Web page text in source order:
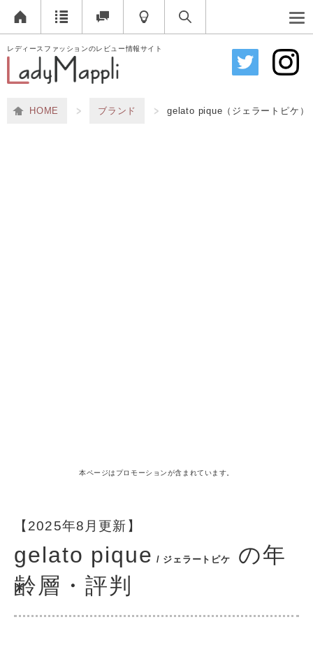
レディースファッションのレビュー情報サイト
HOME ブランド gelato pique（ジェラートピケ）
本ページはプロモーションが含まれています。
【2025年8月更新】
gelato pique / ジェラートピケ
の年
齢層・評判